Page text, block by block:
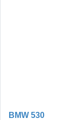
BMW 530